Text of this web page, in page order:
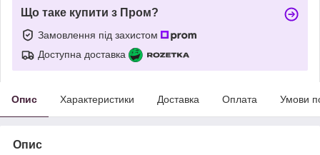
Що таке купити з Пром?
Замовлення під захистом
Доступна доставка
Опис Характеристики Доставка Оплата Умови
Опис